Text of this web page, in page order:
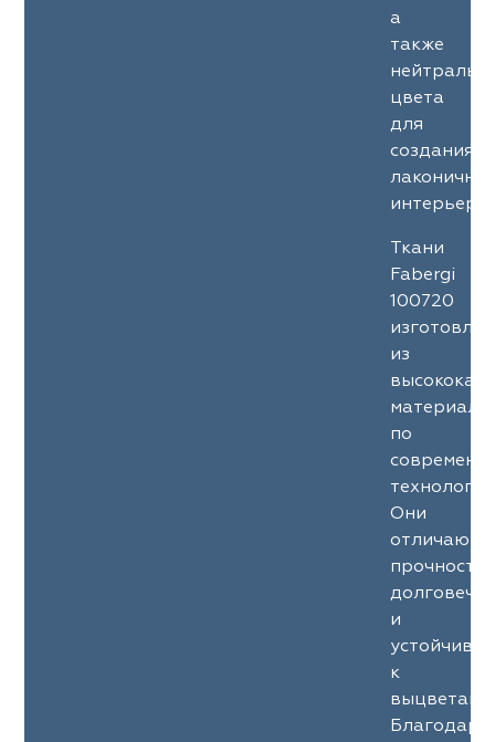
а
также
цвета
для
создания
Ткани
Fabergi
100720
из
по
Они
и
к
Благодаря